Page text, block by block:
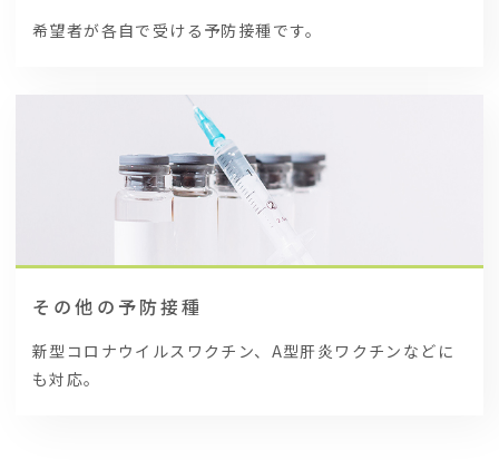
希望者が各自で受ける予防接種です。
その他の予防接種
新型コロナウイルスワクチン、A型肝炎ワクチンなどに
も対応。